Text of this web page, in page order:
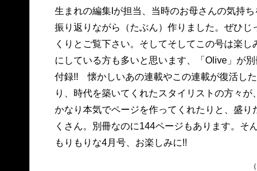
生まれの編集Iが担当、当時のお母さんの気持ち
振り返りながら（たぶん）作りました。ぜひじ
くりとご覧下さい。そしてそしてこの号は楽し
にしている方も多いと思います、「Olive」が別
付録!! 懐かしいあの連載やこの連載が復活した
り、時代を築いてくれたスタイリストの方々が、
かなり本気でページを作ってくれたりと、盛り
くさん。別冊なのに144ページもあります。そ
もりもりな4月号、お楽しみに!!